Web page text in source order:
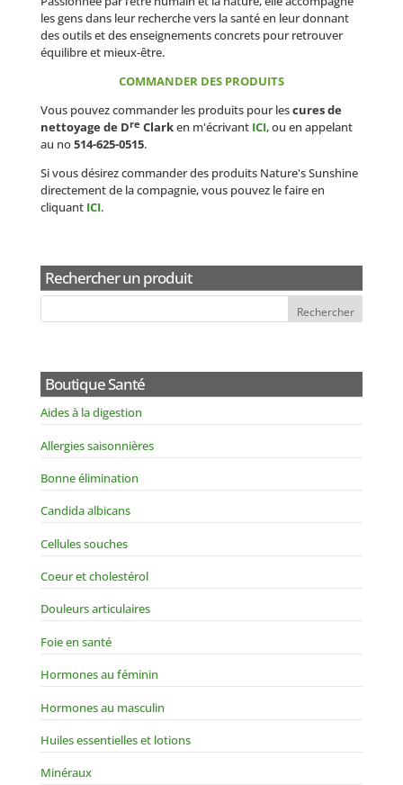
les gens dans leur recherche vers la santé en leur donnant
des outils et des enseignements concrets pour retrouver
équilibre et mieux-être.
COMMANDER DES PRODUITS
Vous pouvez commander les produits pour lescures de
nettoyage de Dre Clarken m'écrivant ICI, ou en appelant
au no514-625-0515.
Si vous désirez commander des produits Nature's Sunshine
directement de la compagnie, vous pouvez le faire en
cliquant ICI.
Rechercher un produit
Boutique Santé
Aides à la digestion
Allergies saisonnières
Bonne élimination
Candida albicans
Cellules souches
Coeur et cholestérol
Douleurs articulaires
Foie en santé
Hormones au féminin
Hormones au masculin
Huiles essentielles et lotions
Minéraux